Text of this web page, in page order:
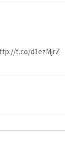
t.co/d1ezMjrZ